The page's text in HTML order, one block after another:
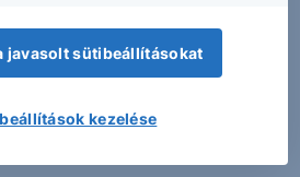
negyedéves
javasolt sütibeállításokat
kezelése